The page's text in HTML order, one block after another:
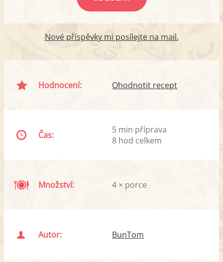
Nové příspěvky mi posílejte na mail.
Hodnocení: Ohodnotit recept
Čas:
5 min příprava
8 hod celkem
Množství: 4 × porce
Autor: BunTom